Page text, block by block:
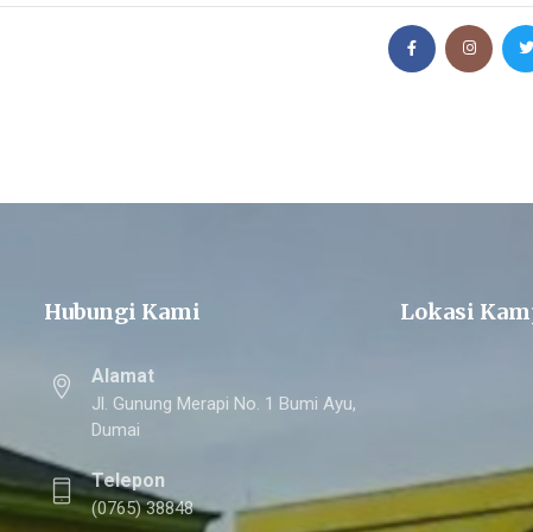
Hubungi Kami
Alamat
Jl. Gunung Merapi No. 1 Bumi Ayu,
Dumai
Telepon
(0765) 38848
Lokasi